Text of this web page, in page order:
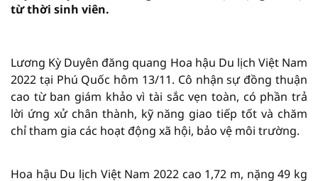
từ thời sinh viên.
Lương Kỳ Duyên đăng quang Hoa hậu Du lịch Việt Nam
2022 tại Phú Quốc hôm 13/11. Cô nhận sự đồng thuận
cao từ ban giám khảo vì tài sắc vẹn toàn, có phần trả
lời ứng xử chân thành, kỹ năng giao tiếp tốt và chăm
chỉ tham gia các hoạt động xã hội, bảo vệ môi trường.
Hoa hậu Du lịch Việt Nam 2022 cao 1,72 m, nặng 49 kg